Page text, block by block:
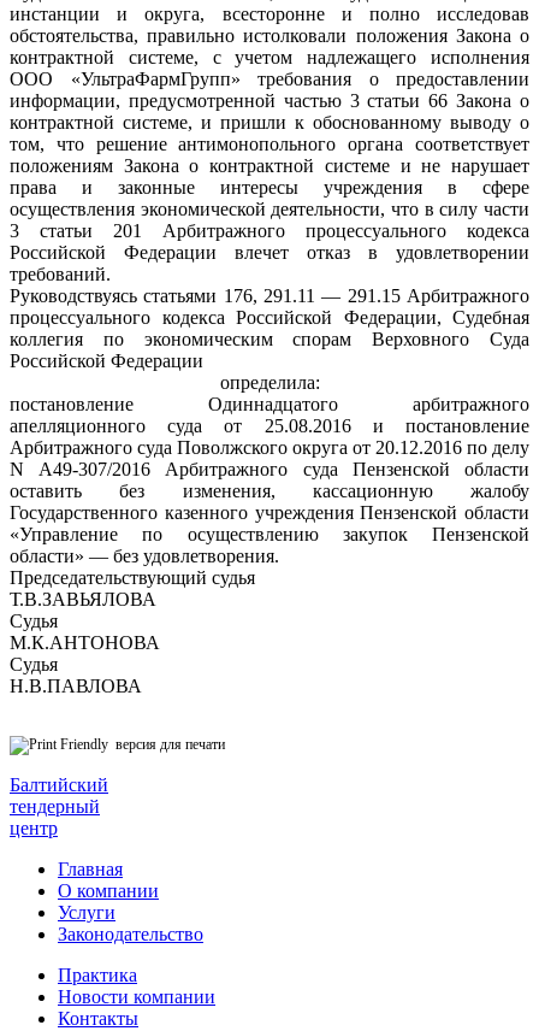
инстанции и округа, всесторонне и полно исследовав
обстоятельства, правильно истолковали положения Закона о
контрактной системе, с учетом надлежащего исполнения
ООО «УльтраФармГрупп» требования о предоставлении
информации, предусмотренной частью 3 статьи 66 Закона о
контрактной системе, и пришли к обоснованному выводу о
том, что решение антимонопольного органа соответствует
положениям Закона о контрактной системе и не нарушает
права и законные интересы учреждения в сфере
осуществления экономической деятельности, что в силу части
3 статьи 201 Арбитражного процессуального кодекса
Российской Федерации влечет отказ в удовлетворении
требований.
Руководствуясь статьями 176, 291.11 — 291.15 Арбитражного
процессуального кодекса Российской Федерации, Судебная
коллегия по экономическим спорам Верховного Суда
Российской Федерации
определила:
постановление Одиннадцатого арбитражного
апелляционного суда от 25.08.2016 и постановление
Арбитражного суда Поволжского округа от 20.12.2016 по делу
N А49-307/2016 Арбитражного суда Пензенской области
оставить без изменения, кассационную жалобу
Государственного казенного учреждения Пензенской области
«Управление по осуществлению закупок Пензенской
области» — без удовлетворения.
Председательствующий судья
Т.В.ЗАВЬЯЛОВА
Судья
М.К.АНТОНОВА
Судья
Н.В.ПАВЛОВА
версия для печати
Балтийский
тендерный
центр
Главная
О компании
Услуги
Законодательство
Практика
Новости компании
Контакты